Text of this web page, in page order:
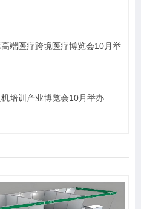
端医疗跨境医疗博览会10月举
培训产业博览会10月举办